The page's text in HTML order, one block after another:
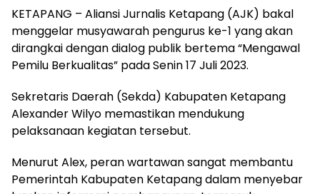
KETAPANG – Aliansi Jurnalis Ketapang (AJK) bakal
menggelar musyawarah pengurus ke-1 yang akan
dirangkai dengan dialog publik bertema “Mengawal
Pemilu Berkualitas” pada Senin 17 Juli 2023.
Sekretaris Daerah (Sekda) Kabupaten Ketapang
Alexander Wilyo memastikan mendukung
pelaksanaan kegiatan tersebut.
Menurut Alex, peran wartawan sangat membantu
Pemerintah Kabupaten Ketapang dalam menyebar